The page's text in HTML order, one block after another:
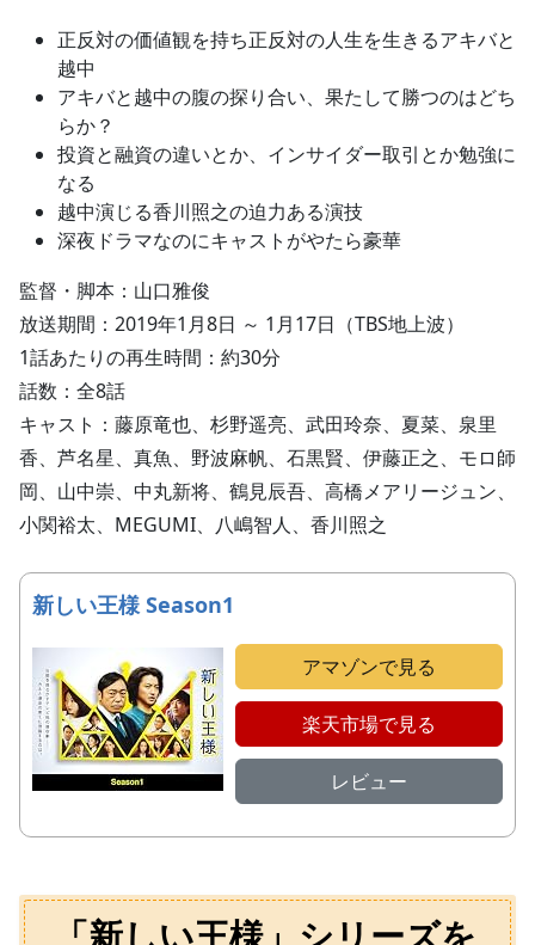
正反対の価値観を持ち正反対の人生を生きるアキバと
越中
アキバと越中の腹の探り合い、果たして勝つのはどち
らか？
投資と融資の違いとか、インサイダー取引とか勉強に
なる
越中演じる香川照之の迫力ある演技
深夜ドラマなのにキャストがやたら豪華
監督・脚本：山口雅俊
放送期間：2019年1月8日 ～ 1月17日（TBS地上波）
1話あたりの再生時間：約30分
話数：全8話
キャスト：藤原竜也、杉野遥亮、武田玲奈、夏菜、泉里
香、芦名星、真魚、野波麻帆、石黒賢、伊藤正之、モロ師
岡、山中崇、中丸新将、鶴見辰吾、高橋メアリージュン、
小関裕太、MEGUMI、八嶋智人、香川照之
新しい王様 Season1
アマゾンで見る
楽天市場で見る
レビュー
「新しい王様」シリーズを